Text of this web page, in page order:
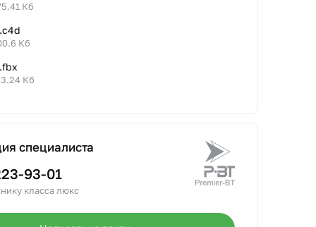
Кб
Кб
Кб
специалиста
93-01
класса люкс